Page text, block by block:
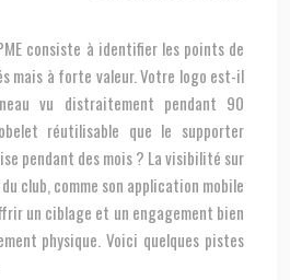
consiste à identifier les points de
mais à forte valeur. Votre logo est-il
vu distraitement pendant 90
réutilisable que le supporter
pendant des mois ? La visibilité sur
club, comme son application mobile
un ciblage et un engagement bien
physique. Voici quelques pistes